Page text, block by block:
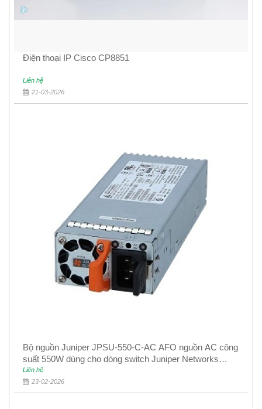
Điện thoại IP Cisco CP8851
Liên hệ
21-03-2026
Bộ nguồn Juniper JPSU-550-C-AC AFO nguồn AC công
suất 550W dùng cho dòng switch Juniper Networks
EX4400
Liên hệ
23-02-2026